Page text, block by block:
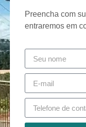
Preencha com
entraremos em